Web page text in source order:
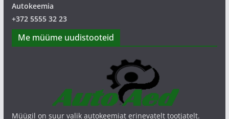
Autokeemia
+372 5555 32 23
Me müüme uudistooteid
Müügil on suur valik autokeemiat erinevatelt tootjatelt.